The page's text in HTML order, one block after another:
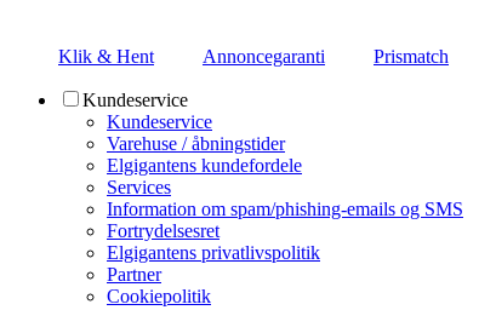
Klik & Hent Annoncegaranti Prismatch
Kundeservice
Kundeservice
Varehuse / åbningstider
Elgigantens kundefordele
Services
Information om spam/phishing-emails og SMS
Fortrydelsesret
Elgigantens privatlivspolitik
Partner
Cookiepolitik